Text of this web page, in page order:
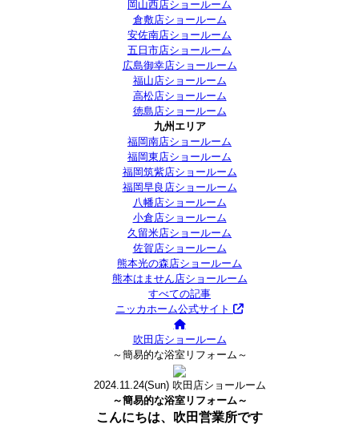
岡山西店ショールーム
倉敷店ショールーム
安佐南店ショールーム
五日市店ショールーム
広島御幸店ショールーム
福山店ショールーム
高松店ショールーム
徳島店ショールーム
九州エリア
福岡南店ショールーム
福岡東店ショールーム
福岡筑紫店ショールーム
福岡早良店ショールーム
八幡店ショールーム
小倉店ショールーム
久留米店ショールーム
佐賀店ショールーム
熊本光の森店ショールーム
熊本はません店ショールーム
すべての記事
ニッカホーム公式サイト
吹田店ショールーム
～簡易的な浴室リフォーム～
2024.11.24(Sun)吹田店ショールーム
～簡易的な浴室リフォーム～
こんにちは、吹田営業所です